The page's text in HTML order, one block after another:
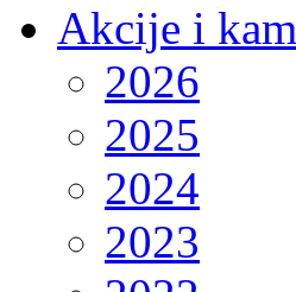
Akcije i
2026
2025
2024
2023